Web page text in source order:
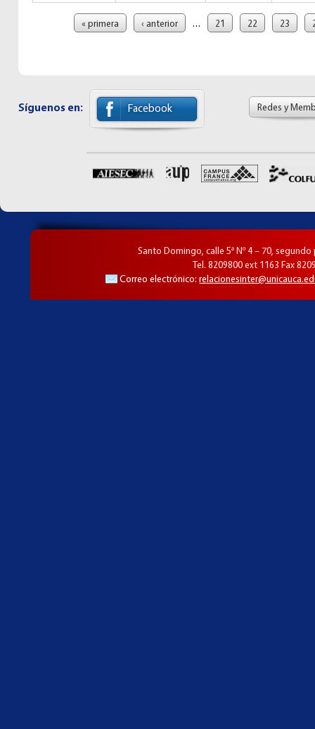
Páginas« primera ‹ anterior … 21 22 23
Síguenos en: Facebook Redes y
Santo Domingo, calle 5ª Nº 4 – 70,
Tel. 8209800 ext 1163 Fax
Correo electrónico: